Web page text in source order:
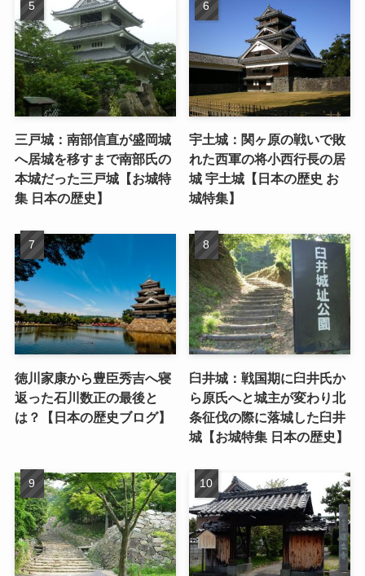
三戸城：南部信直が盛岡城
へ居城を移すまで南部氏の
本城だった三戸城【お城特
集 日本の歴史】
宇土城：関ヶ原の戦いで敗
れた西軍の将小西行長の居
城 宇土城【日本の歴史 お
城特集】
徳川家康から豊臣秀吉へ寝
返った石川数正の最後と
は？【日本の歴史ブログ】
臼井城：戦国期に臼井氏か
ら原氏へと城主が変わり北
条征伐の際に落城した臼井
城【お城特集 日本の歴史】